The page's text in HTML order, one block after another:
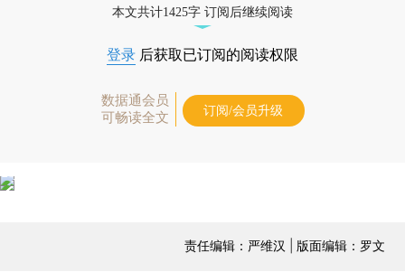
本文共计1425字 订阅后继续阅读
登录 后获取已订阅的阅读权限
数据通会员
可畅读全文
订阅/会员升级
责任编辑：严维汉 | 版面编辑：罗文